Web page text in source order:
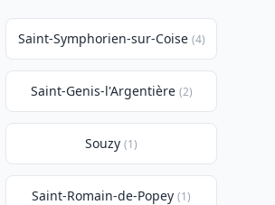
Saint-Symphorien-sur-Coise (4)
Saint-Genis-l'Argentière (2)
Souzy (1)
Saint-Romain-de-Popey (1)